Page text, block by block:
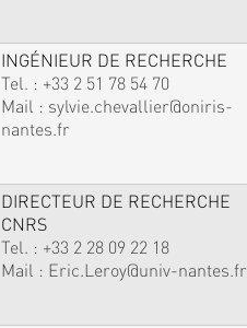
INGÉNIEUR DE RECHERCHE
Tel. : +33 2 51 78 54 70
Mail : sylvie.chevallier@oniris-
nantes.fr
DIRECTEUR DE RECHERCHE
CNRS
Tel. : +33 2 28 09 22 18
Mail : Eric.Leroy@univ-nantes.fr